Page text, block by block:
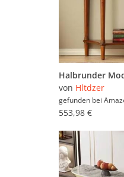
von Hltdzer
gefunden bei
553,98 €